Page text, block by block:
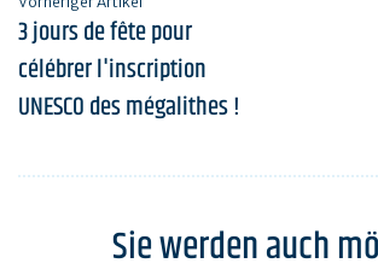
3 jours de fête pour
célébrer l'inscription
UNESCO des mégalithes !
Sie werden auch